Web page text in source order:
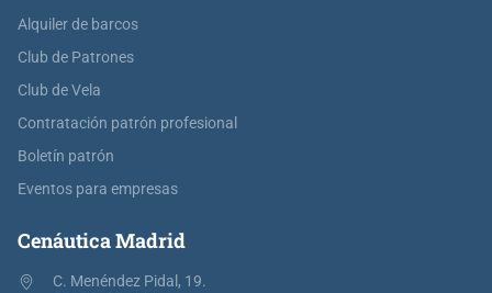
Alquiler de barcos
Club de Patrones
Club de Vela
Contratación patrón profesional
Boletín patrón
Eventos para empresas
Cenáutica Madrid
C. Menéndez Pidal, 19.